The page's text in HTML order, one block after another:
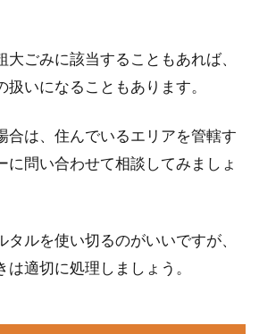
大ごみに該当することもあれば、
いになることもあります。
合は、住んでいるエリアを管轄す
に問い合わせて相談してみましょ
ルを使い切るのがいいですが、
適切に処理しましょう。